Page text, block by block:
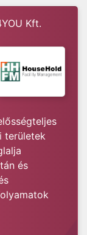
Kft.
területek
és